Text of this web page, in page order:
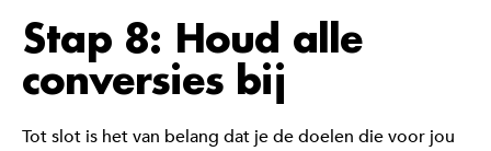
Stap 8: Houd alle
conversies bij
Tot slot is het van belang dat je de doelen die voor jou